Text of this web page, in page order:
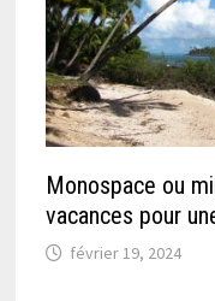
Monospace ou
vacances pour
février 19, 2024